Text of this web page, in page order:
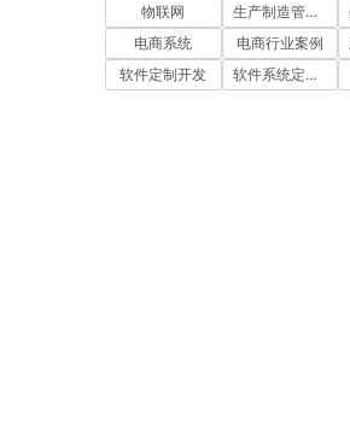
物联网
生产制造管理系统
电商系统
电商行业案例
软件定制开发
软件系统定制开发